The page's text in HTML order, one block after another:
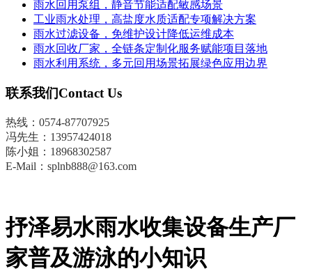
雨水回用泵组，静音节能适配敏感场景
工业雨水处理，高盐度水质适配专项解决方案
雨水过滤设备，免维护设计降低运维成本
雨水回收厂家，全链条定制化服务赋能项目落地
雨水利用系统，多元回用场景拓展绿色应用边界
联系我们Contact Us
热线：0574-87707925
冯先生 ： 13957424018
陈小姐：18968302587
E-Mail：splnb888@163.com
抒泽易水雨水收集设备生产厂
家普及游泳的小知识